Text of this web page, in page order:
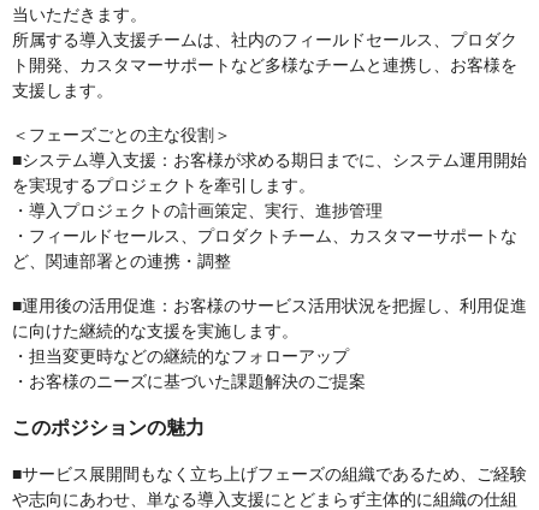
当いただきます。
所属する導入支援チームは、社内のフィールドセールス、プロダク
ト開発、カスタマーサポートなど多様なチームと連携し、お客様を
支援します。
＜フェーズごとの主な役割＞
■システム導入支援：お客様が求める期日までに、システム運用開始
を実現するプロジェクトを牽引します。
・導入プロジェクトの計画策定、実行、進捗管理
・フィールドセールス、プロダクトチーム、カスタマーサポートな
ど、関連部署との連携・調整
■運用後の活用促進：お客様のサービス活用状況を把握し、利用促進
に向けた継続的な支援を実施します。
・担当変更時などの継続的なフォローアップ
・お客様のニーズに基づいた課題解決のご提案
このポジションの魅力
■サービス展開間もなく立ち上げフェーズの組織であるため、ご経験
や志向にあわせ、単なる導入支援にとどまらず主体的に組織の仕組